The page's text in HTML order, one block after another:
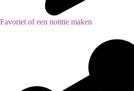
Favoriet of een notitie maken